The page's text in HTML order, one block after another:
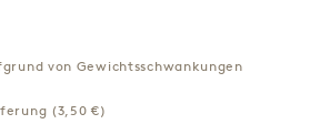
von Gewichtsschwankungen
(3,50 €)